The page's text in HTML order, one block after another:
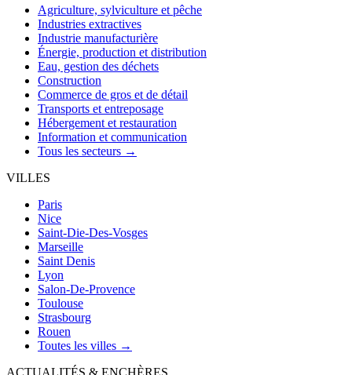
Agriculture, sylviculture et pêche
Industries extractives
Industrie manufacturière
Énergie, production et distribution
Eau, gestion des déchets
Construction
Commerce de gros et de détail
Transports et entreposage
Hébergement et restauration
Information et communication
Tous les secteurs →
VILLES
Paris
Nice
Saint-Die-Des-Vosges
Marseille
Saint Denis
Lyon
Salon-De-Provence
Toulouse
Strasbourg
Rouen
Toutes les villes →
ACTUALITÉS & ENCHÈRES